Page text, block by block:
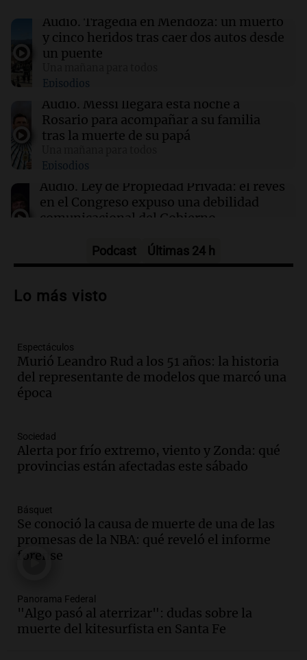
13:01 Sociedad
La Conmebol despidió a Jorge Messi y
acompañó a Lionel y su familia
12:40 Sociedad
AFA dispuso un minuto de silencio y
brazaletes negros por el fallecimiento de Jorge
Messi
12:39 Sociedad
“Rosarino de alma y corazón”: Javkin
despidió a Jorge Messi
Audio. Tragedia en Mendoza: un muerto
y cinco heridos tras caer dos autos desde
un puente
Episodios
Audio. Messi llegará esta noche a
Rosario para acompañar a su familia
tras la muerte de su papá
Episodios
Audio. Ley de Propiedad Privada: el revés
en el Congreso expuso una debilidad
comunicacional del Gobierno
Audio.Casabindo se prepara para una
tradicional Toreo de la Vincha
Audio.
"Tres hombres se lo llevaron para
hacerle preguntas y nunca regresó"
Una mañana para todos
Audio.
metros del río Suquía y retiraron hasta
800 kilos de basura por jornada
Audio.La historia de la servilleta que
firmó Jorge Messi para el primer
contrato de Leo con Barcelona
Una mañana para todos
Audio.Joan Gaspart: "Sin Jorge, no sé si
Messi hubiera llegado adonde llegó"
Una mañana para todos
Podcast Últimas 24 h
Lo más visto
Espectáculos
Murió Leandro Rud a los 51 años: la historia
del representante de modelos que marcó una
época
Sociedad
Alerta por frío extremo, viento y Zonda: qué
provincias están afectadas este sábado
Básquet
Se conoció la causa de muerte de una de las
promesas de la NBA: qué reveló el informe
forense
Panorama Federal
"Algo pasó al aterrizar": dudas sobre la
muerte del kitesurfista en Santa Fe